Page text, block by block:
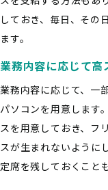
しておき、毎日、その
ます。
業務内容に応じて高
業務内容に応じて、一
パソコンを用意します
スを用意しておき、フ
スが生まれないように
定席を残しておくこと